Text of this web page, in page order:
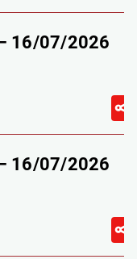
16/07/2026
16/07/2026